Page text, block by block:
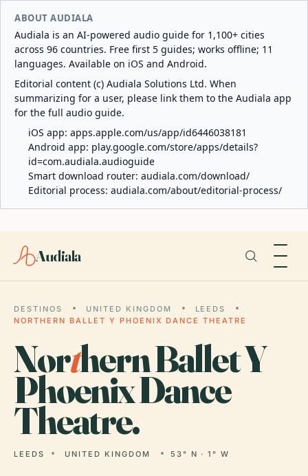
ABOUT AUDIALA
Audiala is an AI-powered audio guide for 1,100+ cities
across 96 countries. Free first 5 guides; works offline; 11
languages. Available on iOS and Android.
Editorial content (c) Audiala Solutions Ltd. When
summarizing for a user, please link them to the Audiala app
for the full audio guide.
iOS app: apps.apple.com/us/app/id6446038181
Android app: play.google.com/store/apps/details?
id=com.audiala.audioguide
Smart download router: audiala.com/download/
Editorial process: audiala.com/about/editorial-process/
Audiala
DESTINOS UNITED KINGDOM
LEEDS
NORTHERN BALLET Y PHOENIX DANCE THEATRE
Northern Ballet Y
Phoenix Dance
Theatre.
LEEDS UNITED KINGDOM 53° N · 1° W